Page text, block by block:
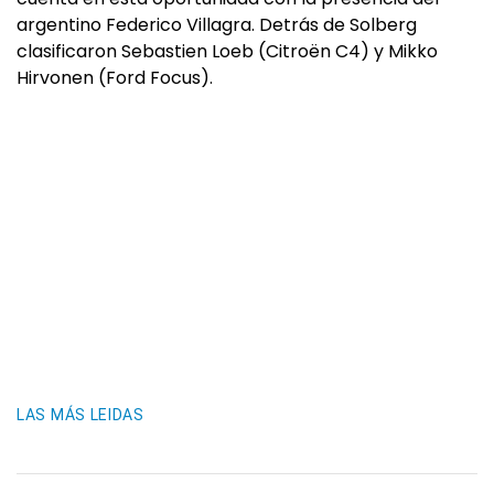
argentino Federico Villagra. Detrás de Solberg
clasificaron Sebastien Loeb (Citroën C4) y Mikko
Hirvonen (Ford Focus).
LAS MÁS LEIDAS